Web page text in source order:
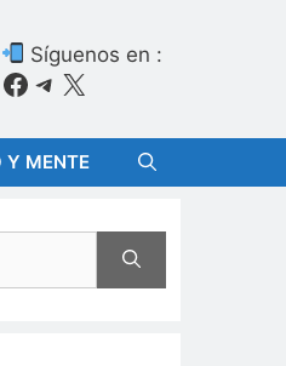
Síguenos en :
Facebook
Telegram
X
Y MENTE